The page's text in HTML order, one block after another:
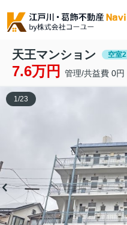
天王マンション 空室2
7.6万円 管理/共益費 0円
1 /23